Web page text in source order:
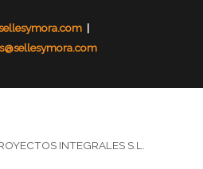
|
INTEGRALES S.L.